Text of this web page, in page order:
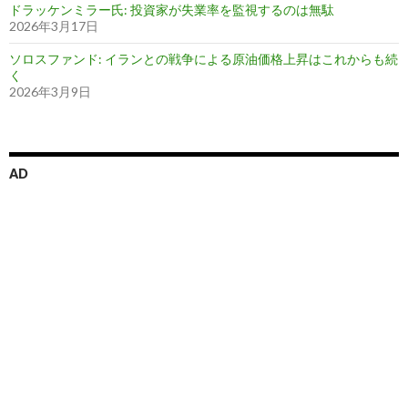
ドラッケンミラー氏: 投資家が失業率を監視するのは無駄
2026年3月17日
ソロスファンド: イランとの戦争による原油価格上昇はこれからも続
く
2026年3月9日
AD